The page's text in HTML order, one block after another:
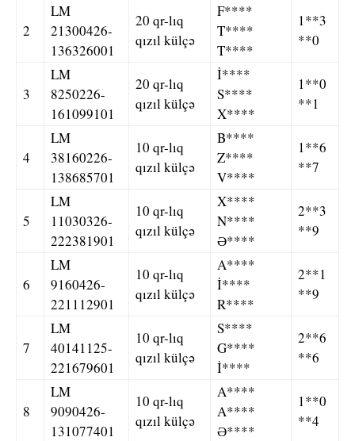
2
LM
21300426-
136326001
20 qr-lıq
qızıl külçə
F****
T****
T****
1**3
**0
3
LM
8250226-
161099101
20 qr-lıq
qızıl külçə
İ****
S****
X****
1**0
**1
4
LM
38160226-
138685701
10 qr-lıq
qızıl külçə
B****
Z****
V****
1**6
**7
5
LM
11030326-
222381901
10 qr-lıq
qızıl külçə
X****
N****
Ə****
2**3
**9
6
LM
9160426-
221112901
10 qr-lıq
qızıl külçə
A****
İ****
R****
2**1
**9
7
LM
40141125-
221679601
10 qr-lıq
qızıl külçə
S****
G****
İ****
2**6
**6
8
LM
9090426-
131077401
10 qr-lıq
qızıl külçə
A****
A****
Ə****
1**0
**4